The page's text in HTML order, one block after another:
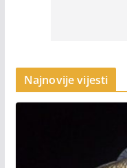
Najnovije vijesti